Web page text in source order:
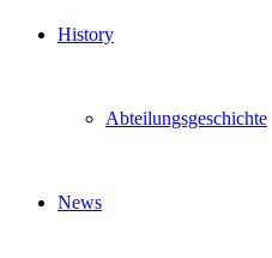
History
Abteilungsgeschichte
News